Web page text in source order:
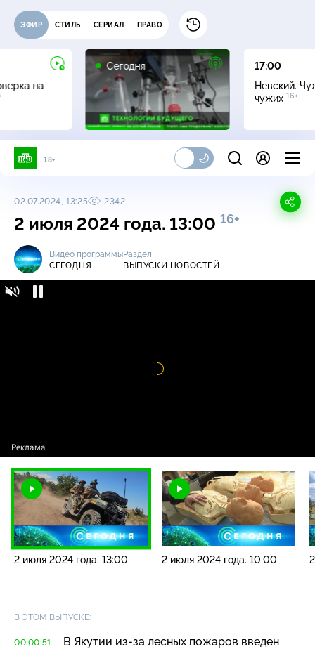
ЭФИР СТИЛЬ СЕРИАЛ ПРАВО
на
Сегодня
17:00
Невский.
чужих 16+
18+
02.07.2024, 13:25 2342
2 июля 2024 года. 13:00 16+
Видео программы
СЕГОДНЯ
Раздел
ВЫПУСКИ НОВОСТЕЙ
Видео
2 июля 2024 года. 13:00 2 июля 2024 года. 10:00
В ЭТОМ ВЫПУСКЕ:
00:00:51 В Якутии из-за лесных пожаров введен